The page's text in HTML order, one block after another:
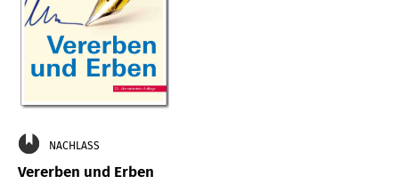
NACHLASS
Vererben und Erben